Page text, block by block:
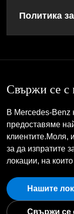
Политика
Свържи се с
В Mercedes-Benz
предоставяме
клиентите.Моля,
за да изпратите
локации, на
Нашите
Свържи се